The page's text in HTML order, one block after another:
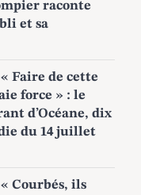
raconte
et sa
Faire de cette
force » : le
d’Océane, dix
du 14 juillet
Courbés, ils